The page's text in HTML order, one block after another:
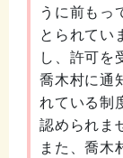
うに前もっ
とられてい
し、許可を
喬木村に通
れている制
認められま
また、喬木